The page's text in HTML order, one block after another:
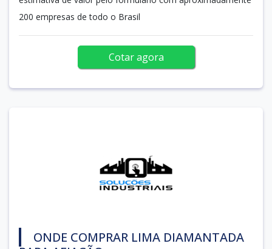
200 empresas de todo o Brasil
Cotar agora
ONDE COMPRAR LIMA DIAMANTADA